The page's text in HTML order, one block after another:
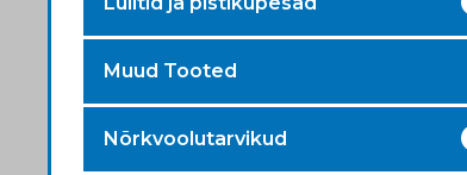
Muud Tooted
Nõrkvoolutarvikud